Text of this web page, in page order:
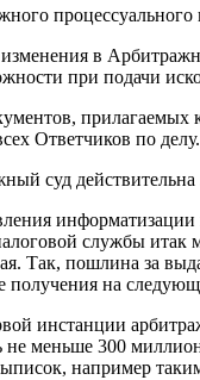
изменения в
при подачи
Ответчиков по
суд
службы
Так, пошлина за
получения на
инстанции
меньше 300
например